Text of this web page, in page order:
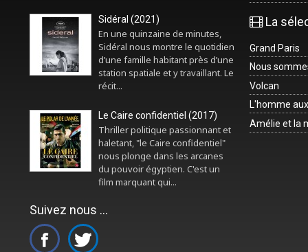
Sidéral (2021)
En une quinzaine de minutes,
Sidéral nous montre le quotidien
d’une famille habitant près d’une
station spatiale et y travaillant. Le
récit...
Le Caire confidentiel (2017)
Thriller politique passionnant et
haletant, "le Caire confidentiel"
nous plonge dans les arcanes
du pouvoir égyptien. C'est un
film marquant qui...
Suivez nous ...
La
Grand Paris
Nous
Volcan
L'homme
Amélie et la